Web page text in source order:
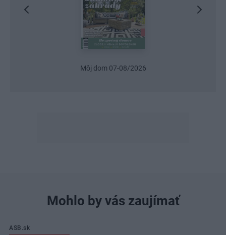
Môj dom 07-08/2026
Mohlo by vás zaujímať
ASB.sk